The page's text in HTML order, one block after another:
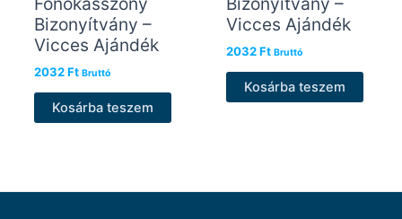
Bizonyítvány –
Vicces Ajándék
2032Ft Bruttó
Kosárba teszem
Vicces Ajándék
2032Ft Bruttó
Kosárba teszem